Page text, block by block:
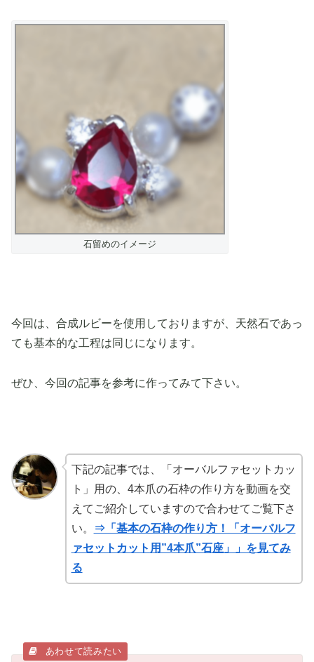
石留めのイメージ
今回は、合成ルビーを使用しておりますが、天然石であっ
ても基本的な工程は同じになります。
ぜひ、今回の記事を参考に作ってみて下さい。
下記の記事では、「オーバルファセットカッ
ト」用の、4本爪の石枠の作り方を動画を交
えてご紹介していますので合わせてご覧下さ
い。
⇒「基本の石枠の作り方！「オーバルフ
ァセットカット用”4本爪”石座」」を見てみ
る